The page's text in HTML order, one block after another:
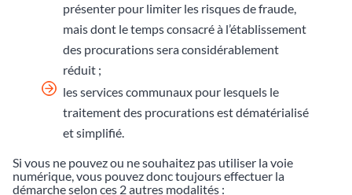
présenter pour limiter les risques de fraude,
mais dont le temps consacré à l’établissement
des procurations sera considérablement
réduit ;
les services communaux pour lesquels le
traitement des procurations est dématérialisé
et simplifié.
Si vous ne pouvez ou ne souhaitez pas utiliser la voie
numérique, vous pouvez donc toujours effectuer la
démarche selon ces 2 autres modalités :